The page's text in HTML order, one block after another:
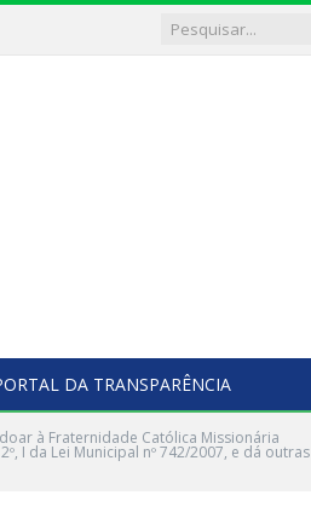
DA TRANSPARÊNCIA
doar à Fraternidade Católica Missionária
I da Lei Municipal nº 742/2007, e dá outras